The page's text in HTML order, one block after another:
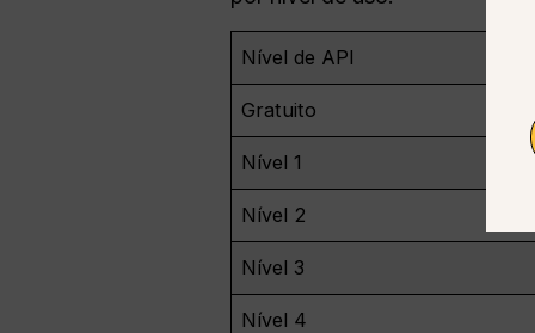
Nível de API
Gratuito
Nível 1
Nível 2
Nível 3
Nível 4